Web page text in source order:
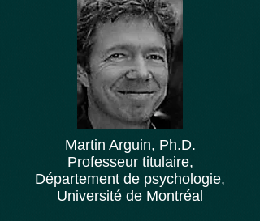
Martin Arguin, Ph.D.
Professeur titulaire,
Département de psychologie,
Université de Montréal